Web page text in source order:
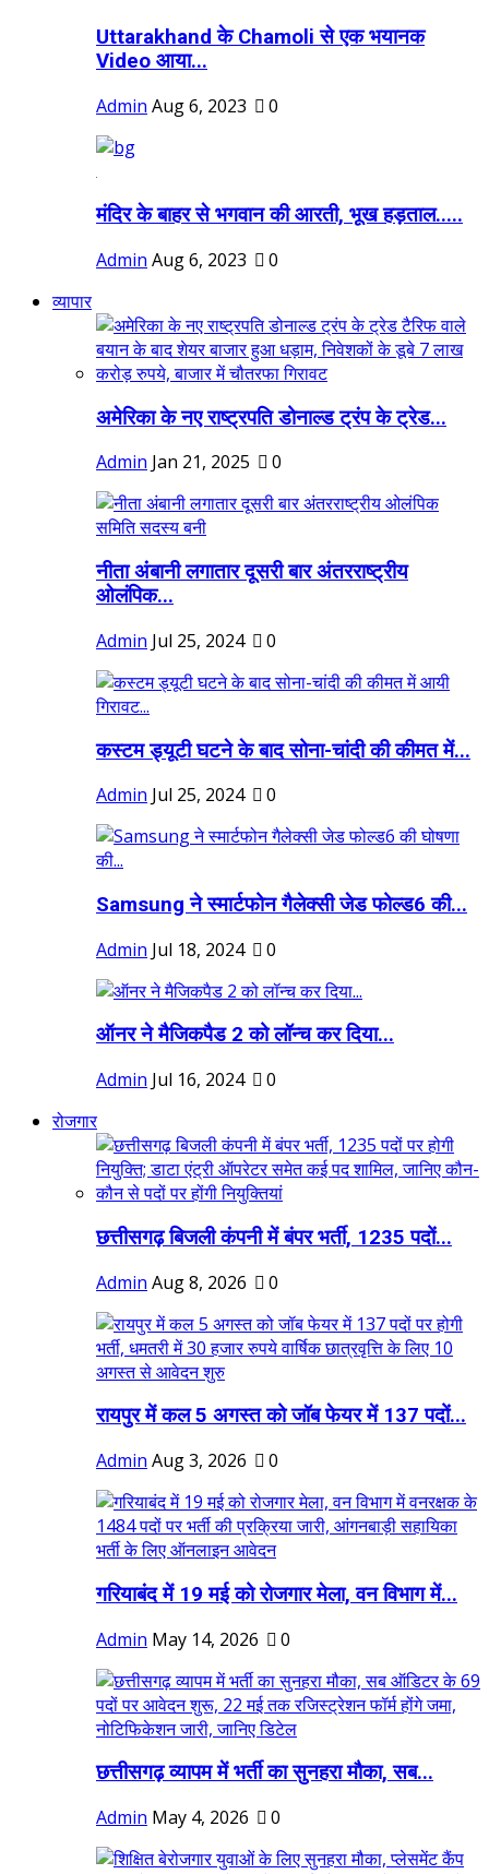
Uttarakhand के Chamoli से एक भयानक
Video आया...
Admin Aug 6, 2023 0
मंदिर के बाहर से भगवान की आरती, भूख हड़ताल.....
Admin Aug 6, 2023
0
व्यापार
अमेरिका के नए राष्ट्रपति डोनाल्ड ट्रंप के ट्रेड...
Admin Jan 21, 2025 0
नीता अंबानी लगातार दूसरी बार अंतरराष्ट्रीय
ओलंपिक...
Admin Jul 25, 2024 0
कस्टम ड्यूटी घटने के बाद सोना-चांदी की कीमत में...
Admin Jul 25, 2024 0
Samsung ने स्मार्टफोन गैलेक्सी जेड फोल्ड6 की...
Admin Jul 18, 2024 0
ऑनर ने मैजिकपैड 2 को लॉन्च कर दिया...
Admin Jul 16, 2024
0
रोजगार
छत्तीसगढ़ बिजली कंपनी में बंपर भर्ती, 1235 पदों...
Admin Aug 8, 2026 0
रायपुर में कल 5 अगस्त को जॉब फेयर में 137 पदों...
Admin Aug 3, 2026 0
गरियाबंद में 19 मई को रोजगार मेला, वन विभाग में...
Admin May 14, 2026 0
छत्तीसगढ़ व्यापम में भर्ती का सुनहरा मौका, सब...
Admin May 4, 2026 0